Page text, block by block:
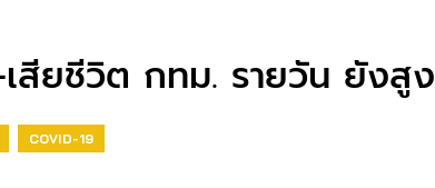
สียชีวิต กทม. รายวัน ยังสูง
COVID-19